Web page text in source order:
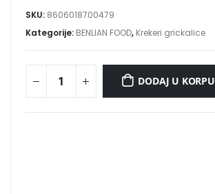
SKU: 8606018700479
Kategorije: BENLIAN FOOD, Krekeri grickalice
DODAJ U KORPU